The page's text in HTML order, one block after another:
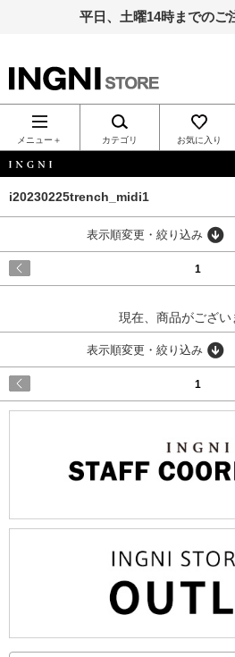
平日、土曜14時までのご
INGNI（イン
グ）公式通
販｜INGNI
STORE
メニュー＋ カテゴリ お気に入り
i20230225trench_midi1
表示順変更・絞り込み
1
現在、商品がござい
表示順変更・絞り込み
1